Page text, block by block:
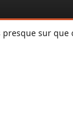
presque sur